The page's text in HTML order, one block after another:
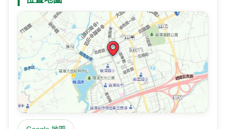
Google 地圖
高速公路資訊網
國道與快速公路即時影像、路況，以及國道事故影像資料庫，提供
您出行規劃參考。